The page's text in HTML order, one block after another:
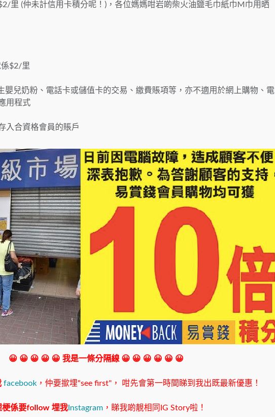
里 (仲未計信用卡積分呢！)，各位媽媽咁岩啲柴火油鹽毛巾紙巾M巾用晒
$2/里
嬰兒奶粉、電話卡或儲值卡的交易、繳費賬項等，亦不適用於網上購物、電
用程式
入合資格會員的賬戶
😀 😀 😀 😀 😀 我是一條分隔線 😀 😀 😀 😀 😀 😀
facebook ，仲要撳埋"see first"， 咁先會第一時間睇到我出既最新優惠！
梗係要follow 埋我 Instagram ，睇我啲靚相同IG Story啦！